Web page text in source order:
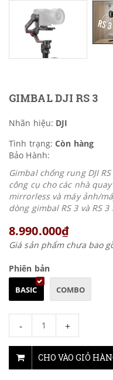
GIMBAL DJI RS 3
Nhãn hiệu: DJI
Tình trạng: Còn hàng
Bảo Hành:
Gimbal chống rung DJI
công cụ cho các nhà
mirrorless và máy ảnh/
dòng gimbal RS 3 và RS 3
8.990.000₫
Giá sản phẩm chưa bao
Phiên bản
BASIC COMBO
- +
CHO VÀO GIỎ